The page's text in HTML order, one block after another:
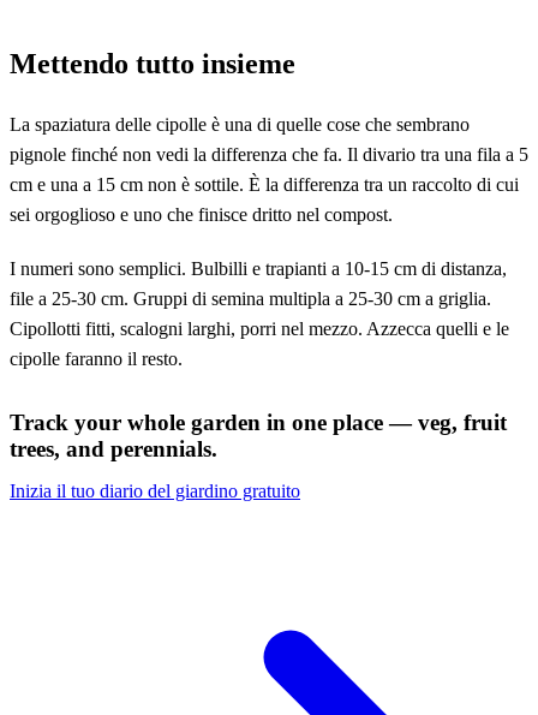
Mettendo tutto insieme
La spaziatura delle cipolle è una di quelle cose che sembrano
pignole finché non vedi la differenza che fa. Il divario tra una fila a 5
cm e una a 15 cm non è sottile. È la differenza tra un raccolto di cui
sei orgoglioso e uno che finisce dritto nel compost.
I numeri sono semplici. Bulbilli e trapianti a 10-15 cm di distanza,
file a 25-30 cm. Gruppi di semina multipla a 25-30 cm a griglia.
Cipollotti fitti, scalogni larghi, porri nel mezzo. Azzecca quelli e le
cipolle faranno il resto.
Track your whole garden in one place — veg, fruit
trees, and perennials.
Inizia il tuo diario del giardino gratuito